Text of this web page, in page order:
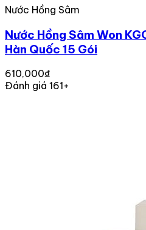
Nước Hồng Sâm
Nước Hồng Sâm Won
Hàn Quốc 15 Gói
610,000₫
Đánh giá 161+